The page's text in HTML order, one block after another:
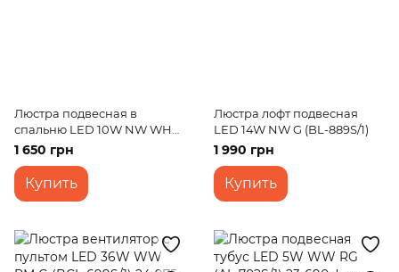
Люстра подвесная в
спальню LED 10W NW WH
(BL-718S/1)
1 650 грн
Купить
Люстра лофт подвесная
LED 14W NW G (BL-889S/1)
1 990 грн
Купить